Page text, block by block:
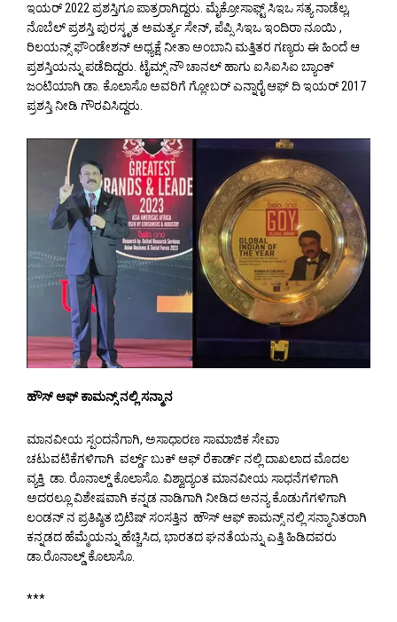
ಇಯರ್ 2022 ಪ್ರಶಸ್ತಿಗೂ ಪಾತ್ರರಾಗಿದ್ದರು. ಮೈಕ್ರೋಸಾಫ್ಟ್ ಸಿಇಒ ಸತ್ಯ ನಾಡೆಲ್ಲ,
ನೊಬೆಲ್ ಪ್ರಶಸ್ತಿ ಪುರಸ್ಕೃತ ಅಮರ್ತ್ಯ ಸೇನ್, ಪೆಪ್ಸಿ ಸಿಇಒ ಇಂದಿರಾ ನೂಯಿ ,
ರಿಲಯನ್ಸ್ ಫೌಂಡೇಶನ್ ಅಧ್ಯಕ್ಷೆ ನೀತಾ ಅಂಬಾನಿ ಮತ್ತಿತರ ಗಣ್ಯರು ಈ ಹಿಂದೆ ಆ
ಪ್ರಶಸ್ತಿಯನ್ನು ಪಡೆದಿದ್ದರು. ಟೈಮ್ಸ್ ನೌ ಚಾನಲ್ ಹಾಗು ಐಸಿಐಸಿಐ ಬ್ಯಾಂಕ್
ಜಂಟಿಯಾಗಿ ಡಾ. ಕೊಲಾಸೊ ಅವರಿಗೆ ಗ್ಲೋಬರ್ ಎನ್ನಾರೈ ಆಫ್ ದಿ ಇಯರ್ 2017
ಪ್ರಶಸ್ತಿ ನೀಡಿ ಗೌರವಿಸಿದ್ದರು.
ಹೌಸ್ ಆಫ್ ಕಾಮನ್ಸ್ ನಲ್ಲಿ ಸನ್ಮಾನ
ಮಾನವೀಯ ಸ್ಪಂದನೆಗಾಗಿ, ಅಸಾಧಾರಣ ಸಾಮಾಜಿಕ ಸೇವಾ
ಚಟುವಟಿಕೆಗಳಿಗಾಗಿ ವರ್ಲ್ಡ್ ಬುಕ್ ಆಫ್ ರೆಕಾರ್ಡ್ ನಲ್ಲಿ ದಾಖಲಾದ ಮೊದಲ
ವ್ಯಕ್ತಿ ಡಾ. ರೊನಾಲ್ಡ್ ಕೊಲಾಸೊ. ವಿಶ್ವಾದ್ಯಂತ ಮಾನವೀಯ ಸಾಧನೆಗಳಿಗಾಗಿ
ಅದರಲ್ಲೂ ವಿಶೇಷವಾಗಿ ಕನ್ನಡ ನಾಡಿಗಾಗಿ ನೀಡಿದ ಅನನ್ಯ ಕೊಡುಗೆಗಳಿಗಾಗಿ
ಲಂಡನ್ ನ ಪ್ರತಿಷ್ಠಿತ ಬ್ರಿಟಿಷ್ ಸಂಸತ್ತಿನ ಹೌಸ್ ಆಫ್ ಕಾಮನ್ಸ್ ನಲ್ಲಿ ಸನ್ಮಾನಿತರಾಗಿ
ಕನ್ನಡದ ಹೆಮ್ಮೆಯನ್ನು ಹೆಚ್ಚಿಸಿದ, ಭಾರತದ ಘನತೆಯನ್ನು ಎತ್ತಿ ಹಿಡಿದವರು
ಡಾ.ರೊನಾಲ್ಡ್ ಕೊಲಾಸೊ.
***